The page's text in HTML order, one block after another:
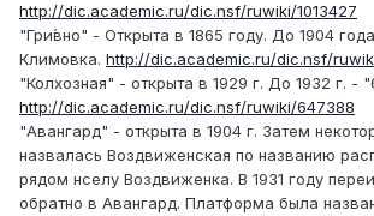
http://dic.academic.ru/dic.nsf/ruwiki/1013427
"Гри́вно" - Открыта в 1865 году. До 1904
Климовка. http://dic.academic.ru/dic.nsf/
"Колхозная" - открыта в 1929 г. До 1932 г. -
http://dic.academic.ru/dic.nsf/ruwiki/647388
"Авангард" - открыта в 1904 г. Затем
назвалась Воздвиженская по названию
рядом нселу Воздвиженка. В 1931 году
обратно в Авангард. Платформа была